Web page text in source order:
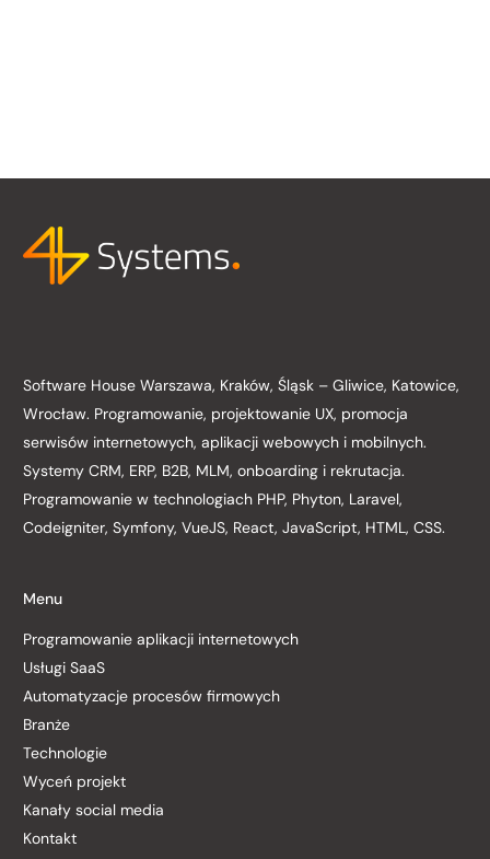
Software House Warszawa, Kraków, Śląsk – Gliwice, Katowice,
Wrocław. Programowanie, projektowanie UX, promocja
serwisów internetowych, aplikacji webowych i mobilnych.
Systemy CRM, ERP, B2B, MLM, onboarding i rekrutacja.
Programowanie w technologiach PHP, Phyton, Laravel,
Codeigniter, Symfony, VueJS, React, JavaScript, HTML, CSS.
Menu
Programowanie aplikacji internetowych
Usługi SaaS
Automatyzacje procesów firmowych
Branże
Technologie
Wyceń projekt
Kanały social media
Kontakt